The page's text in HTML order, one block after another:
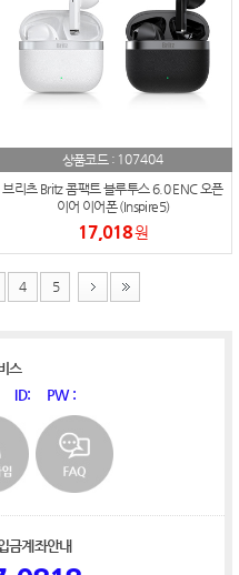
상품코드 : 107404
브리츠 Britz 콤팩트 블루투스 6.0 ENC 오픈
이어 이어폰 (Inspire5)
17,018원
4 5
스
ID: PW :
금계좌안내